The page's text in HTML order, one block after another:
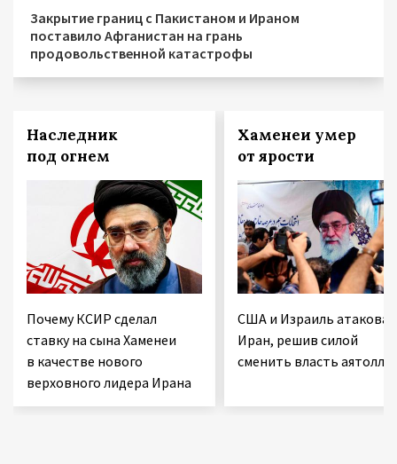
Закрытие границ с Пакистаном и Ираном
поставило Афганистан на грань
продовольственной катастрофы
Наследник
под огнем
Почему КСИР сделал
ставку на сына Хаменеи
в качестве нового
верховного лидера Ирана
Хаменеи умер
от ярости
США и Израиль
Иран, решив силой
сменить власть аятолл